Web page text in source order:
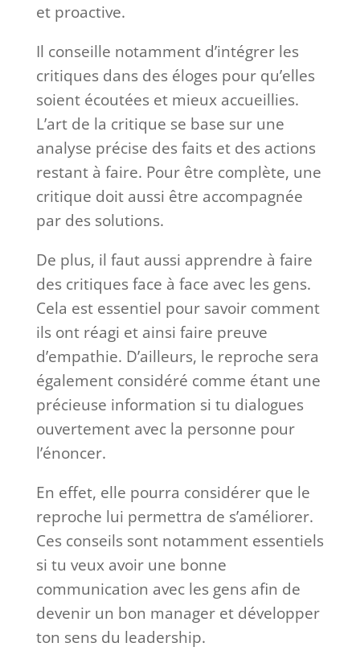
et proactive.
Il conseille notamment d’intégrer les
critiques dans des éloges pour qu’elles
soient écoutées et mieux accueillies.
L’art de la critique se base sur une
analyse précise des faits et des actions
restant à faire. Pour être complète, une
critique doit aussi être accompagnée
par des solutions.
De plus, il faut aussi apprendre à faire
des critiques face à face avec les gens.
Cela est essentiel pour savoir comment
ils ont réagi et ainsi faire preuve
d’empathie. D’ailleurs, le reproche sera
également considéré comme étant une
précieuse information si tu dialogues
ouvertement avec la personne pour
l’énoncer.
En effet, elle pourra considérer que le
reproche lui permettra de s’améliorer.
Ces conseils sont notamment essentiels
si tu veux avoir une bonne
communication avec les gens afin de
devenir un bon manager et développer
ton sens du leadership.